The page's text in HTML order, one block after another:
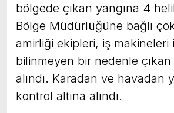
bölgede çıkan yangına 4
Bölge Müdürlüğüne bağlı
amirliği ekipleri, iş
bilinmeyen bir nedenle
alındı. Karadan ve havadan
kontrol altına alındı.